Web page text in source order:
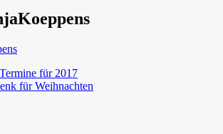
für 2017
für Weihnachten